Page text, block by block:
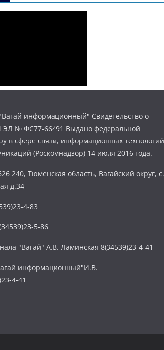
информационный" Свидетельство о
ЭЛ № ФС77-66491 Выдано федеральной
в сфере связи, информационных технологий
(Роскомнадзор) 14 июля 2016 года.
240, Тюменская область, Вагайский округ, с.
д.34
4-83
5-86
"Вагай" А.В. Ламинская 8(34539)23-4-41
информационный"И.В.
4-41